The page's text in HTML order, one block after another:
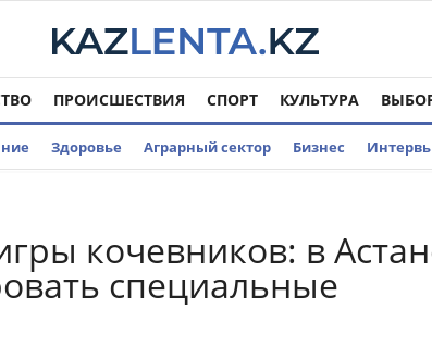
ПРОИСШЕСТВИЯ СПОРТ КУЛЬТУРА
Здоровье Аграрный сектор Бизнес
кочевников: в
специальные